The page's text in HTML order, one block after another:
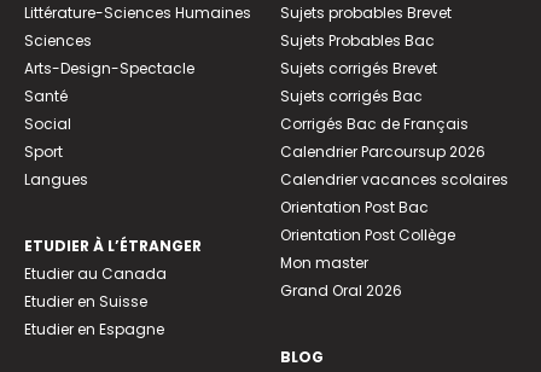
Littérature-Sciences Humaines
Sciences
Arts-Design-Spectacle
Santé
Social
Sport
Langues
ETUDIER À L’ÉTRANGER
Etudier au Canada
Etudier en Suisse
Etudier en Espagne
Sujets probables Brevet
Sujets Probables Bac
Sujets corrigés Brevet
Sujets corrigés Bac
Corrigés Bac de Français
Calendrier Parcoursup 2026
Calendrier vacances scolaires
Orientation Post Bac
Orientation Post Collège
Mon master
Grand Oral 2026
BLOG